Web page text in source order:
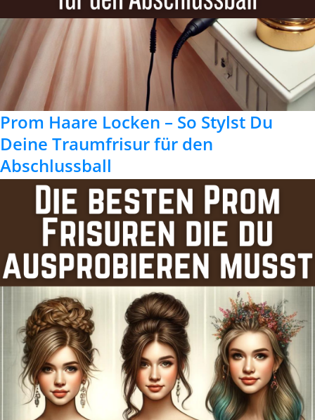
Prom Haare Locken – So Stylst Du
Deine Traumfrisur für den
Abschlussball